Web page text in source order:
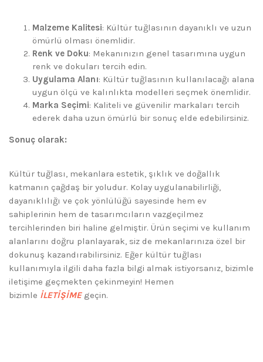
Malzeme Kalitesi: Kültür tuğlasının dayanıklı ve uzun
ömürlü olması önemlidir.
Renk ve Doku: Mekanınızın genel tasarımına uygun
renk ve dokuları tercih edin.
Uygulama Alanı: Kültür tuğlasının kullanılacağı alana
uygun ölçü ve kalınlıkta modelleri seçmek önemlidir.
Marka Seçimi: Kaliteli ve güvenilir markaları tercih
ederek daha uzun ömürlü bir sonuç elde edebilirsiniz.
Sonuç olarak:
Kültür tuğlası, mekanlara estetik, şıklık ve doğallık
katmanın çağdaş bir yoludur. Kolay uygulanabilirliği,
dayanıklılığı ve çok yönlülüğü sayesinde hem ev
sahiplerinin hem de tasarımcıların vazgeçilmez
tercihlerinden biri haline gelmiştir. Ürün seçimi ve kullanım
alanlarını doğru planlayarak, siz de mekanlarınıza özel bir
dokunuş kazandırabilirsiniz. Eğer kültür tuğlası
kullanımıyla ilgili daha fazla bilgi almak istiyorsanız, bizimle
iletişime geçmekten çekinmeyin! Hemen
bizimle İLETİŞİMEgeçin.